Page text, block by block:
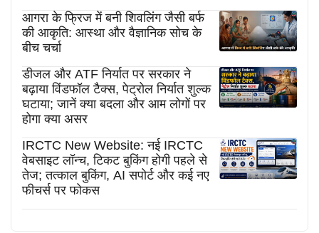
आगरा के फ्रिज में बनी शिवलिंग जैसी बर्फ
की आकृति: आस्था और वैज्ञानिक सोच के
बीच चर्चा
डीजल और ATF निर्यात पर सरकार ने
बढ़ाया विंडफॉल टैक्स, पेट्रोल निर्यात शुल्क
घटाया; जानें क्या बदला और आम लोगों पर
होगा क्या असर
IRCTC New Website: नई IRCTC
वेबसाइट लॉन्च, टिकट बुकिंग होगी पहले से
तेज; तत्काल बुकिंग, AI सपोर्ट और कई नए
फीचर्स पर फोकस